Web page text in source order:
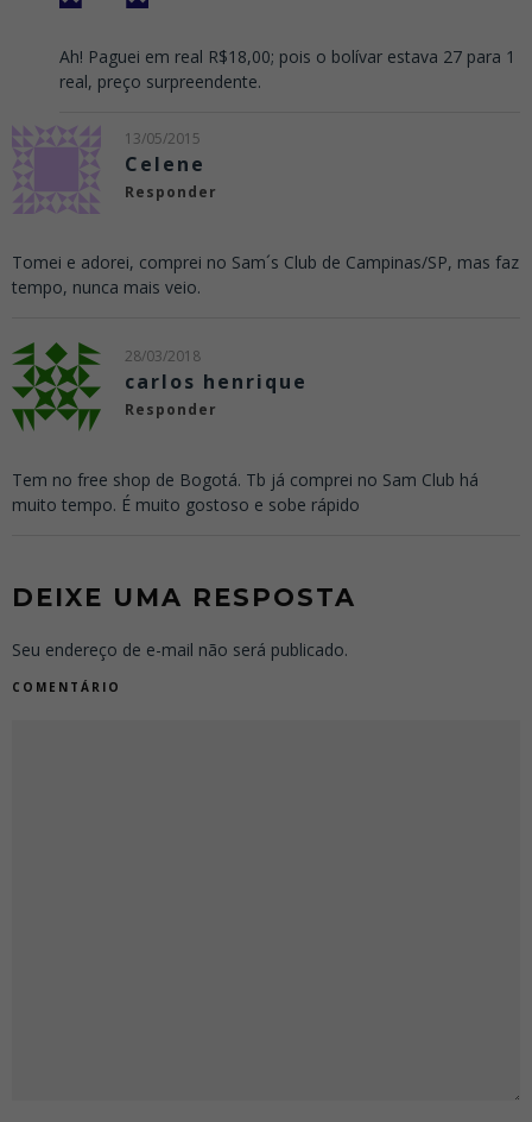
Ah! Paguei em real R$18,00; pois o bolívar estava 27 para 1
real, preço surpreendente.
13/05/2015
Celene
Responder
Tomei e adorei, comprei no Sam´s Club de Campinas/SP, mas faz
tempo, nunca mais veio.
28/03/2018
carlos henrique
Responder
Tem no free shop de Bogotá. Tb já comprei no Sam Club há
muito tempo. É muito gostoso e sobe rápido
DEIXE UMA RESPOSTA
Seu endereço de e-mail não será publicado.
COMENTÁRIO